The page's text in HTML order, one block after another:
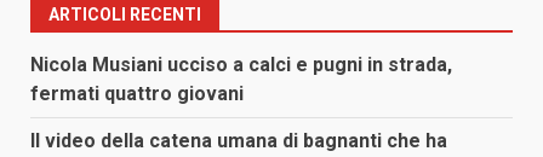
ARTICOLI RECENTI
Nicola Musiani ucciso a calci e pugni in strada,
fermati quattro giovani
Il video della catena umana di bagnanti che ha